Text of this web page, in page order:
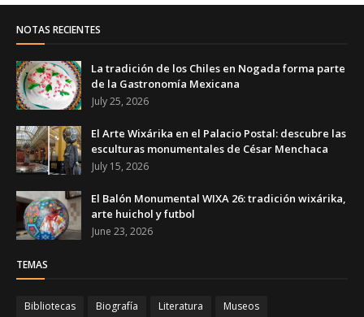
NOTAS RECIENTES
La tradición de los Chiles en Nogada forma parte
de la Gastronomía Mexicana
July 25, 2026
El Arte Wixárika en el Palacio Postal: descubre las
esculturas monumentales de César Menchaca
July 15, 2026
El Balón Monumental WIXA 26: tradición wixárika,
arte huichol y futbol
June 23, 2026
TEMAS
Bibliotecas Biografía Literatura Museos